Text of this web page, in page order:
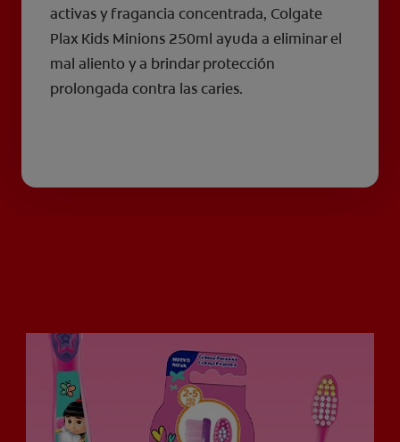
activas y fragancia concentrada, Colgate
Plax Kids Minions 250ml ayuda a eliminar el
mal aliento y a brindar protección
prolongada contra las caries.